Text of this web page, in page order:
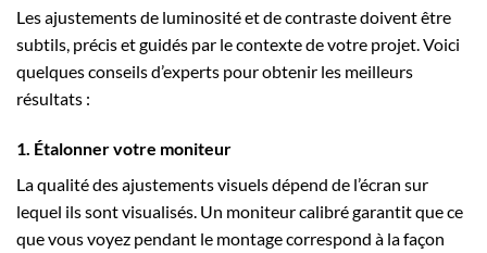
Les ajustements de luminosité et de contraste doivent être
subtils, précis et guidés par le contexte de votre projet. Voici
quelques conseils d’experts pour obtenir les meilleurs
résultats :
1. Étalonner votre moniteur
La qualité des ajustements visuels dépend de l’écran sur
lequel ils sont visualisés. Un moniteur calibré garantit que ce
que vous voyez pendant le montage correspond à la façon